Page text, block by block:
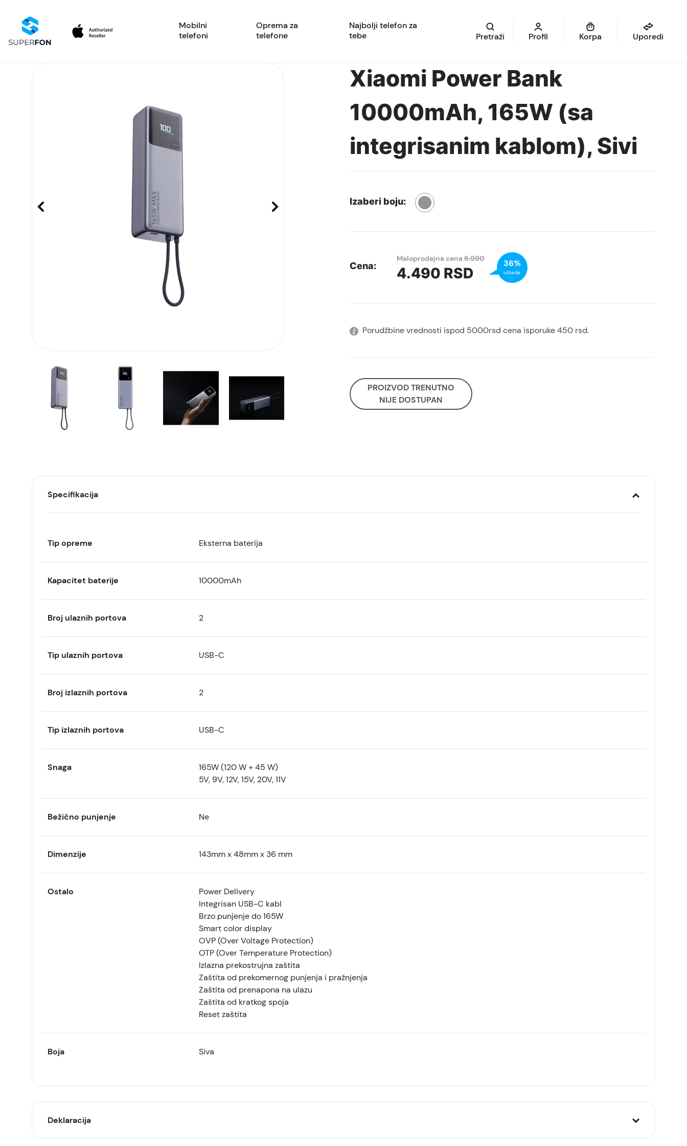
Mobilni
telefoni
Oprema za
telefone
Najbolji telefon za
tebe
Pretraži Profil Korpa Uporedi
Xiaomi Power Bank
10000mAh, 165W (sa
integrisanim kablom), Sivi
Izaberi boju:
Cena:
Maloprodajna cena6.990
4.490 RSD
36%
uštede
Porudžbine vrednosti ispod 5000rsd cena isporuke 450 rsd.
PROIZVOD TRENUTNO
NIJE DOSTUPAN
Specifikacija
Tip opreme Eksterna baterija
Kapacitet baterije 10000mAh
Broj ulaznih portova 2
Tip ulaznih portova USB-C
Broj izlaznih portova 2
Tip izlaznih portova USB-C
Snaga
165W (120 W + 45 W)
5V, 9V, 12V, 15V, 20V, 11V
Bežično punjenje Ne
Dimenzije 143mm x 48mm x 36 mm
Ostalo
Power Delivery
Integrisan USB-C kabl
Brzo punjenje do 165W
Smart color display
OVP (Over Voltage Protection)
OTP (Over Temperature Protection)
Izlazna prekostrujna zaštita
Zaštita od prekomernog punjenja i pražnjenja
Zaštita od prenapona na ulazu
Zaštita od kratkog spoja
Reset zaštita
Boja Siva
Deklaracija